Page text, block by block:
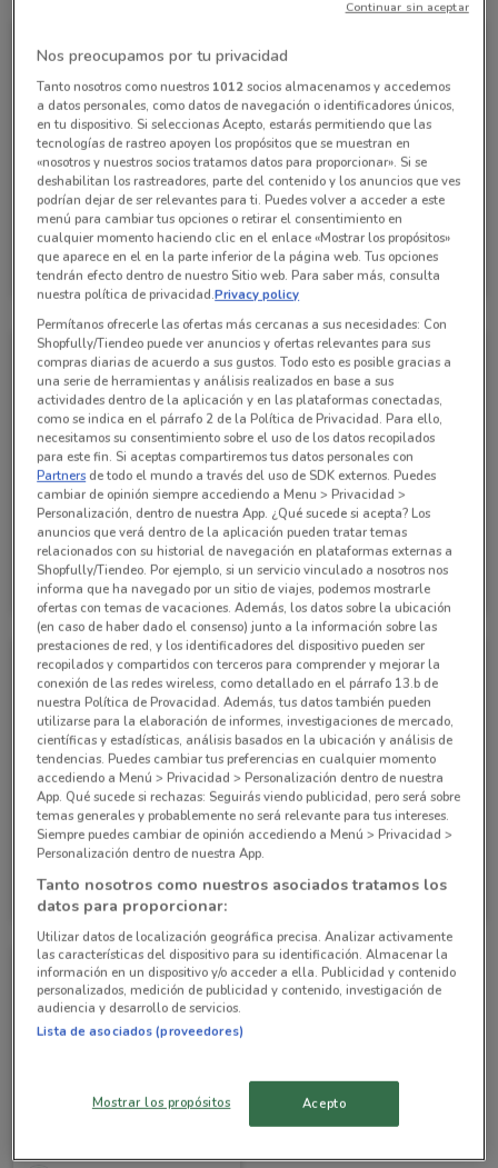
Waldos
Caduca el 16/08 1.9 km
-3 DÍAS
Waldos
Caduca Lunes 1.9 km
Waldos
Caduca el 31/08 1.9 km
-3 DÍAS
Caduca Lunes 1.9 km
Nos preocupamos por tu privacidad
Tanto nosotros como nuestros 1012socios almacenamos y accedemos
a datos personales, como datos de navegación o identificadores únicos,
en tu dispositivo. Si seleccionas Acepto, estarás permitiendo que las
tecnologías de rastreo apoyen los propósitos que se muestran en
«nosotros y nuestros socios tratamos datos para proporcionar». Si se
deshabilitan los rastreadores, parte del contenido y los anuncios que ves
podrían dejar de ser relevantes para ti. Puedes volver a acceder a este
menú para cambiar tus opciones o retirar el consentimiento en
cualquier momento haciendo clic en el enlace «Mostrar los propósitos»
que aparece en el en la parte inferior de la página web. Tus opciones
tendrán efecto dentro de nuestro Sitio web. Para saber más, consulta
nuestra política de privacidad.Privacy policy
Permítanos ofrecerle las ofertas más cercanas a sus necesidades: Con
Shopfully/Tiendeo puede ver anuncios y ofertas relevantes para sus
compras diarias de acuerdo a sus gustos. Todo esto es posible gracias a
una serie de herramientas y análisis realizados en base a sus
actividades dentro de la aplicación y en las plataformas conectadas,
como se indica en el párrafo 2 de la Política de Privacidad. Para ello,
necesitamos su consentimiento sobre el uso de los datos recopilados
para este fin. Si aceptas compartiremos tus datos personales con
Partners de todo el mundo a través del uso de SDK externos. Puedes
cambiar de opinión siempre accediendo a Menu > Privacidad >
Personalización, dentro de nuestra App. ¿Qué sucede si acepta? Los
anuncios que verá dentro de la aplicación pueden tratar temas
relacionados con su historial de navegación en plataformas externas a
Shopfully/Tiendeo. Por ejemplo, si un servicio vinculado a nosotros nos
informa que ha navegado por un sitio de viajes, podemos mostrarle
ofertas con temas de vacaciones. Además, los datos sobre la ubicación
(en caso de haber dado el consenso) junto a la información sobre las
prestaciones de red, y los identificadores del dispositivo pueden ser
recopilados y compartidos con terceros para comprender y mejorar la
conexión de las redes wireless, como detallado en el párrafo 13.b de
nuestra Política de Provacidad. Además, tus datos también pueden
utilizarse para la elaboración de informes, investigaciones de mercado,
científicas y estadísticas, análisis basados en la ubicación y análisis de
tendencias. Puedes cambiar tus preferencias en cualquier momento
accediendo a Menú > Privacidad > Personalización dentro de nuestra
App. Qué sucede si rechazas: Seguirás viendo publicidad, pero será sobre
temas generales y probablemente no será relevante para tus intereses.
Siempre puedes cambiar de opinión accediendo a Menú > Privacidad >
Personalización dentro de nuestra App.
Tanto nosotros como nuestros asociados tratamos los
datos para proporcionar:
Utilizar datos de localización geográfica precisa. Analizar activamente
las características del dispositivo para su identificación. Almacenar la
información en un dispositivo y/o acceder a ella. Publicidad y contenido
personalizados, medición de publicidad y contenido, investigación de
audiencia y desarrollo de servicios.
Lista de asociados (proveedores)
Mostrar los propósitos Acepto
Continuar sin aceptar